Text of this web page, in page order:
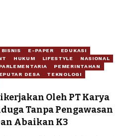
BISNIS E-PAPER
EDUKASI
HUKUM LIFESTYLE
NASIONAL
PEMERINTAHAN
DESA
TEKNOLOGI
Oleh PT Karya
Tanpa Pengawasan
Abaikan K3